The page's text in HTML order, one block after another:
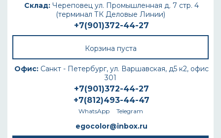
Склад: Череповец ул. Промышленная д. 7 стр. 4
(терминал ТК Деловые Линии)
+7(901)372-44-27
Корзина пуста
Офис: Санкт - Петербург, ул. Варшавская, д5 к2, офис
301
+7(901)372-44-27
+7(812)493-44-47
WhatsApp Telegram
egocolor@inbox.ru